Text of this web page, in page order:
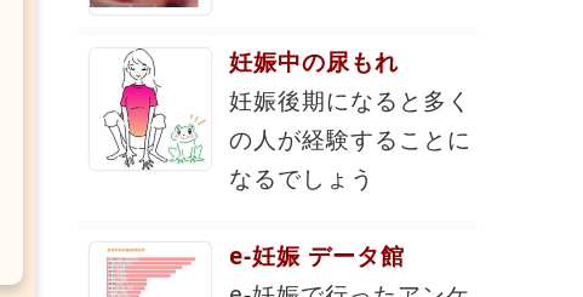
妊娠中の尿もれ
妊娠後期になると多く
の人が経験することに
なるでしょう
e-妊娠 データ館